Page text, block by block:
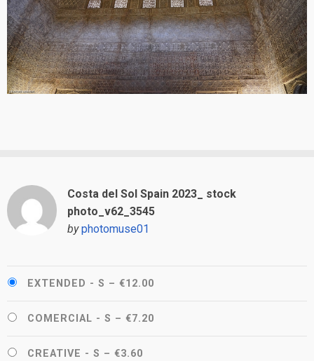
Costa del Sol Spain 2023_ stock
photo_v62_3545
by photomuse01
EXTENDED - S – €12.00
COMERCIAL - S – €7.20
CREATIVE - S – €3.60